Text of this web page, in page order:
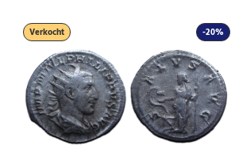
-20%
Verkocht